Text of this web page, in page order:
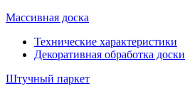
Массивная доска
Технические характеристики
Декоративная обработка доски
Штучный паркет